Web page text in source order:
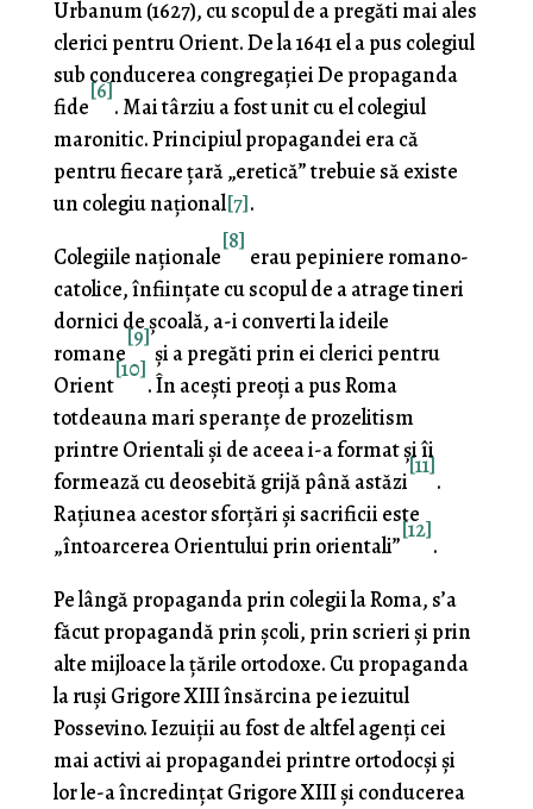
Urbanum (1627), cu scopul de a pregăti mai ales
clerici pentru Orient. De la 1641 el a pus colegiul
sub conducerea congregaţiei De propaganda
fide
[6]
. Mai târziu a fost unit cu el colegiul
maronitic. Principiul propagandei era că
pentru fiecare țară „eretică” trebuie să existe
un colegiu naţional[7].
Colegiile naţionale
[8]
erau pepiniere romano-
catolice, în­fiinţate cu scopul de a atrage tineri
dornici de şcoală, a-i converti la ideile
romane
[9]
şi a pregăti prin ei clerici pentru
Orient
[10]
. În aceşti preoţi a pus Roma
totdeauna mari spe­ranţe de prozelitism
printre Orientali şi de aceea i-a format şi îi
formează cu deosebită grijă până astăzi
[11]
.
Raţiunea acestor sforţări şi sacrificii este
„întoarcerea Orientului prin orientali”
[12]
.
Pe lângă propaganda prin colegii la Roma, s’a
făcut propagandă prin şcoli, prin scrieri şi prin
alte mijloace la ţările ortodoxe. Cu propaganda
la ruşi Grigore XIII însăr­cina pe iezuitul
Possevino. Iezuiţii au fost de altfel agenţi cei
mai activi ai propagandei printre ortodocşi şi
lor le-a încredinţat Grigore XIII şi conducerea